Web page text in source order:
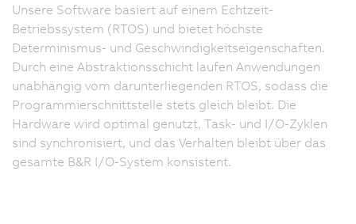
Unsere Software basiert auf einem Echtzeit-
Betriebssystem (RTOS) und bietet höchste
Determinismus- und Geschwindigkeitseigenschaften.
Durch eine Abstraktionsschicht laufen Anwendungen
unabhängig vom darunterliegenden RTOS, sodass die
Programmierschnittstelle stets gleich bleibt. Die
Hardware wird optimal genutzt, Task- und I/O-Zyklen
sind synchronisiert, und das Verhalten bleibt über das
gesamte B&R I/O-System konsistent.